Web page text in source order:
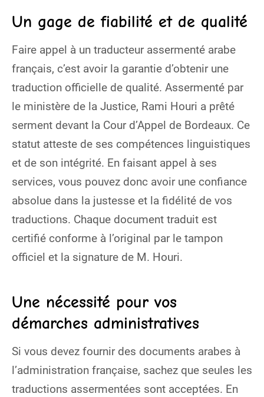
Un gage de fiabilité et de qualité
Faire appel à un traducteur assermenté arabe
français, c’est avoir la garantie d’obtenir une
traduction officielle de qualité. Assermenté par
le ministère de la Justice, Rami Houri a prêté
serment devant la Cour d’Appel de Bordeaux. Ce
statut atteste de ses compétences linguistiques
et de son intégrité. En faisant appel à ses
services, vous pouvez donc avoir une confiance
absolue dans la justesse et la fidélité de vos
traductions. Chaque document traduit est
certifié conforme à l’original par le tampon
officiel et la signature de M. Houri.
Une nécessité pour vos
démarches administratives
Si vous devez fournir des documents arabes à
l’administration française, sachez que seules les
traductions assermentées sont acceptées. En